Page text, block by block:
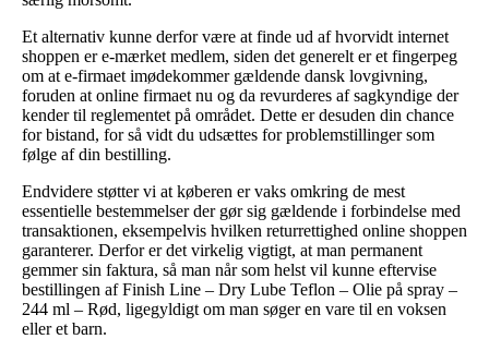
Et alternativ kunne derfor være at finde ud af hvorvidt internet
shoppen er e-mærket medlem, siden det generelt er et fingerpeg
om at e-firmaet imødekommer gældende dansk lovgivning,
foruden at online firmaet nu og da revurderes af sagkyndige der
kender til reglementet på området. Dette er desuden din chance
for bistand, for så vidt du udsættes for problemstillinger som
følge af din bestilling.
Endvidere støtter vi at køberen er vaks omkring de mest
essentielle bestemmelser der gør sig gældende i forbindelse med
transaktionen, eksempelvis hvilken returrettighed online shoppen
garanterer. Derfor er det virkelig vigtigt, at man permanent
gemmer sin faktura, så man når som helst vil kunne eftervise
bestillingen af Finish Line – Dry Lube Teflon – Olie på spray –
244 ml – Rød, ligegyldigt om man søger en vare til en voksen
eller et barn.